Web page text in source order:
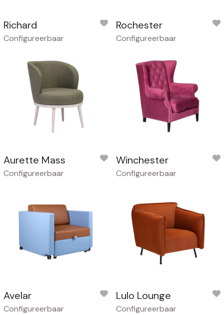
Richard
Configureerbaar
Rochester
Configureerbaar
Aurette Mass
Configureerbaar
Winchester
Configureerbaar
Avelar
Configureerbaar
Lulo Lounge
Configureerbaar